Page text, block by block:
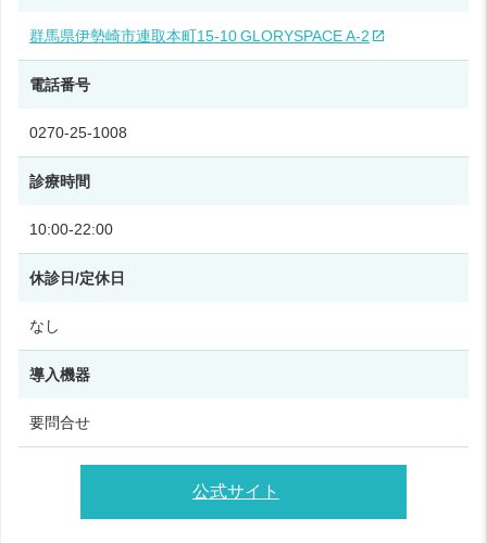
群馬県伊勢崎市連取本町15‑10 GLORYSPACE A‑2
電話番号
0270‑25‑1008
診療時間
10:00‑22:00
休診日/定休日
なし
導入機器
要問合せ
公式サイト